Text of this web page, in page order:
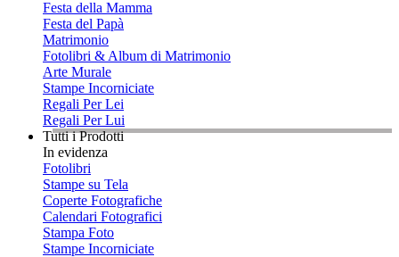
Festa della Mamma
Festa del Papà
Matrimonio
Fotolibri & Album di Matrimonio
Arte Murale
Stampe Incorniciate
Regali Per Lei
Regali Per Lui
Tutti i Prodotti
In evidenza
Fotolibri
Stampe su Tela
Coperte Fotografiche
Calendari Fotografici
Stampa Foto
Stampe Incorniciate